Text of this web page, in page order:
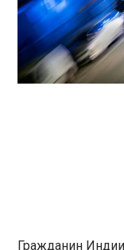
Гражданин